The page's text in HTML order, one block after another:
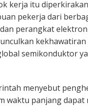
kerja itu
pekerja dari
perangkat
semikonduktor
menyebut
waktu panjang dapat